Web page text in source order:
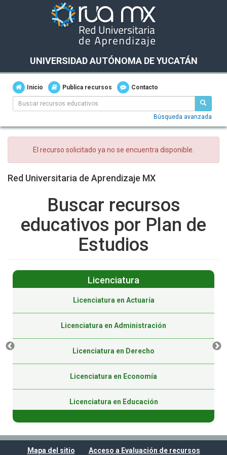
UNIVERSIDAD AUTÓNOMA DE YUCATÁN
Inicio Publica recursos Contacto
Búsqueda avanzada
El recurso solicitado ya no se encuentra disponible.
Red Universitaria de Aprendizaje MX
Buscar recursos
educativos por Plan de
Estudios
Licenciatura
Licenciatura en Actuaría
Licenciatura en Administración
Licenciatura en Derecho
Licenciatura en Economía
Licenciatura en Educación
Licenciatura en Gestión Pública (Virtual)
Mapa del sitio Acceso a Evaluación de recursos